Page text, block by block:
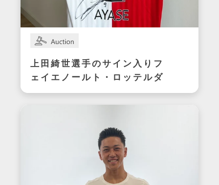
上田綺世選手のサイン入りフ
ェイエノールト・ロッテルダ
ムユニフォーム